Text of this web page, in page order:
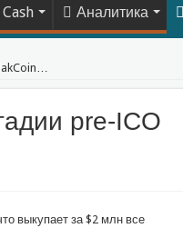
Аналитика
pre-ICO
выкупает за $2 млн все